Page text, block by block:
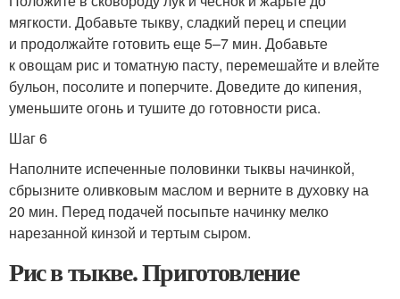
мягкости. Добавьте тыкву, сладкий перец и специи
и продолжайте готовить еще 5–7 мин. Добавьте
к овощам рис и томатную пасту, перемешайте и влейте
бульон, посолите и поперчите. Доведите до кипения,
уменьшите огонь и тушите до готовности риса.
Шаг 6
Наполните испеченные половинки тыквы начинкой,
сбрызните оливковым маслом и верните в духовку на
20 мин. Перед подачей посыпьте начинку мелко
нарезанной кинзой и тертым сыром.
Рис в тыкве. Приготовление